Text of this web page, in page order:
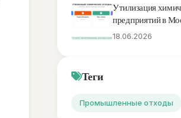
Утилизация
предприятий в
18.06.2026
Теги
Промышленные отходы